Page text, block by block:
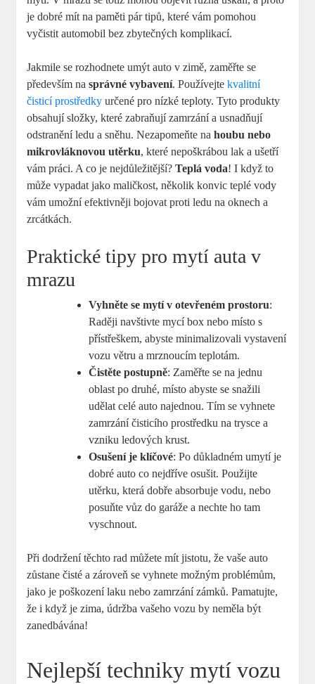
je dobré mít na paměti pár tipů, které vám pomohou
vyčistit automobil bez zbytečných komplikací.
Jakmile se⁤ rozhodnete umýt auto v zimě, zaměřte se
především nasprávné vybavení. Používejtekvalitní
čisticí prostředky určené pro ⁢nízké teploty. Tyto ⁤produkty
obsahují složky, které zabraňují zamrzání a‌ usnadňují
odstranění‍ ledu a ‌sněhu. Nezapomeňte nahoubu nebo
mikrovláknovou utěrku, které nepoškrábou lak‌ a ušetří
vám práci. A co je nejdůležitější?Teplá voda! I když ⁣to
může vypadat ​jako maličkost, několik ‌konvic teplé ‍vody
⁤vám umožní efektivněji bojovat proti ledu‍ na oknech a
zrcátkách.
Praktické tipy‌ pro mytí auta v
mrazu
Vyhněte se mytí v otevřeném prostoru:
Raději navštivte mycí box ‌nebo místo s
přístřeškem, abyste minimalizovali vystavení
vozu větru a mrznoucím ‍teplotám.
Čistěte postupně: Zaměřte se na jednu
oblast po druhé, místo⁣ abyste se⁢ snažili
udělat celé auto najednou. Tím se vyhnete
zamrzání čisticího prostředku⁤ na trysce a
vzniku ledových krust.
Osušení je klíčové: Po důkladném umytí je
dobré‍ auto co nejdříve osušit. Použijte
⁢utěrku, která ‍dobře absorbuje vodu, ⁤nebo
posuňte vůz do garáže a nechte ho tam‌
vyschnout.
Při dodržení těchto rad můžete ⁢mít jistotu, že vaše auto
zůstane čisté a zároveň se vyhnete možným problémům,
⁣jako je poškození laku ⁢nebo zamrzání ​zámků. Pamatujte,​
že i když je zima, údržba vašeho vozu by neměla být
zanedbávána!
Nejlepší techniky mytí vozu